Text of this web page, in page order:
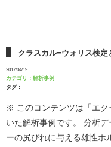
クラスカル=ウォリス検
2017/04/19
カテゴリ： 解析事例
タグ：
※ このコンテンツは「エク
いた解析事例です。 分析
ーの尻びれに与える雄性ホ